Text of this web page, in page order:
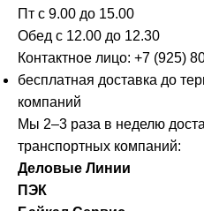
Пт с 9.00 до 15.00
Обед с 12.00 до 12.30
Контактное лицо: +7 (925)
бесплатная доставка до
компаний
Мы 2–3 раза в неделю
транспортных компаний:
Деловые Линии
ПЭК